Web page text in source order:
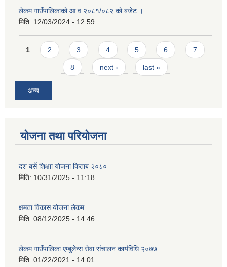
लेकम गाउँपालिकाको आ.व.२०८१/०८२ को बजेट ।
मिति: 12/03/2024 - 12:59
Pages
1 2 3 4 5 6 7
8 next › last »
अन्य
योजना तथा परियोजना
दश बर्से शिक्षाा योजना किताब २०८०
मिति: 10/31/2025 - 11:18
क्षमता विकास योजना लेकम
मिति: 08/12/2025 - 14:46
लेकम गाउँपालिका एम्बुलेन्स सेवा संचालन कार्यविधि २०७७
मिति: 01/22/2021 - 14:01